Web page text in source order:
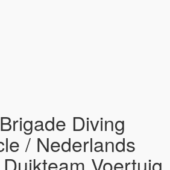
Diving
/ Nederlands